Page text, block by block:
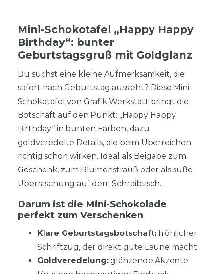
Mini-Schokotafel „Happy Happy
Birthday“: bunter
Geburtstagsgruß mit Goldglanz
Du suchst eine kleine Aufmerksamkeit, die
sofort nach Geburtstag aussieht? Diese Mini-
Schokotafel von Grafik Werkstatt bringt die
Botschaft auf den Punkt: „Happy Happy
Birthday“ in bunten Farben, dazu
goldveredelte Details, die beim Überreichen
richtig schön wirken. Ideal als Beigabe zum
Geschenk, zum Blumenstrauß oder als süße
Überraschung auf dem Schreibtisch.
Darum ist die Mini-Schokolade
perfekt zum Verschenken
Klare Geburtstagsbotschaft: fröhlicher
Schriftzug, der direkt gute Laune macht
Goldveredelung: glänzende Akzente